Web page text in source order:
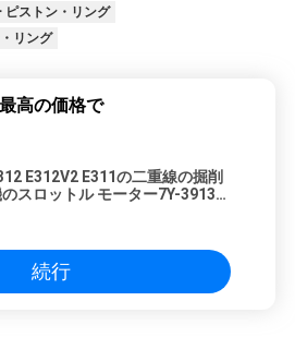
ピストン・リング
リング
最高の価格で
E312V2 E311の二重線の掘削
スロットル モーター7Y-3913
続行